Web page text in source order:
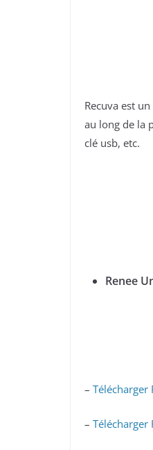
Recuva est
au long de la
clé usb, etc.
Renee
– Télécharger
– Télécharger